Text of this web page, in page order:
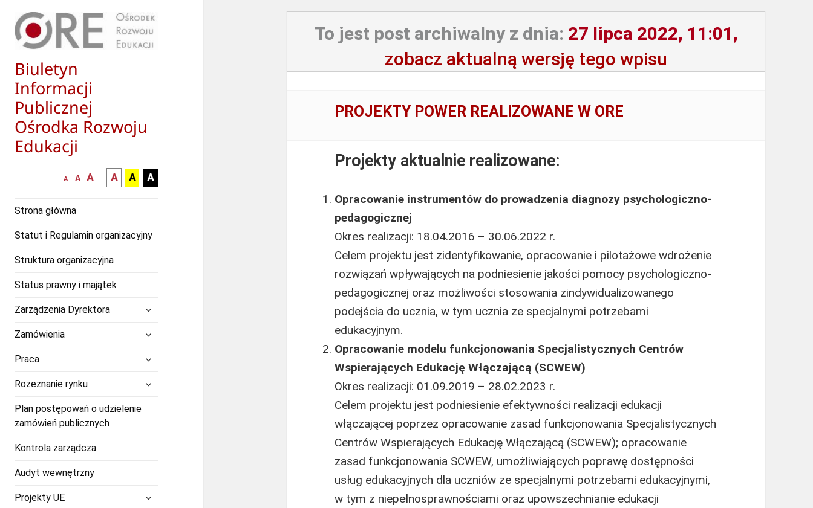
Biuletyn
Informacji
Publicznej
Ośrodka Rozwoju
Edukacji
mniejsza
A
normalna
A
większa-
czcionka
A
kontrast
czarny
białym
A
kontrast
czarny
zółtym
A
kontrast
żółty
A
Strona główna
Statut i Regulamin organizacyjny
Struktura organizacyjna
Status prawny i majątek
Zarządzenia Dyrektora
rozwiń
menu
Zamówienia
Praca
Rozeznanie rynkurozwiń
menu
potomne
Plan postępowań o udzielenie
zamówień publicznych
Kontrola zarządcza
Audyt wewnętrzny
Projekty UE
To jest post archiwalny z dnia: 27 lipca 2022, 11:01,
zobacz aktualną wersję tego wpisu
PROJEKTY POWER REALIZOWANE W ORE
Projekty aktualnie realizowane:
Opracowanie instrumentów do prowadzenia diagnozy psychologiczno-
pedagogicznej
Okres realizacji: 18.04.2016 – 30.06.2022 r.
Celem projektu jest zidentyfikowanie, opracowanie i pilotażowe wdrożenie
rozwiązań wpływających na podniesienie jakości pomocy psychologiczno-
pedagogicznej oraz możliwości stosowania zindywidualizowanego
podejścia do ucznia, w tym ucznia ze specjalnymi potrzebami
edukacyjnym.
Opracowanie modelu funkcjonowania Specjalistycznych Centrów
Wspierających Edukację Włączającą (SCWEW)
Okres realizacji: 01.09.2019 – 28.02.2023 r.
Celem projektu jest podniesienie efektywności realizacji edukacji
włączającej poprzez opracowanie zasad funkcjonowania Specjalistycznych
Centrów Wspierających Edukację Włączającą (SCWEW); opracowanie
zasad funkcjonowania SCWEW, umożliwiających poprawę dostępności
usług edukacyjnych dla uczniów ze specjalnymi potrzebami edukacyjnymi,
w tym z niepełnosprawnościami oraz upowszechnianie edukacji